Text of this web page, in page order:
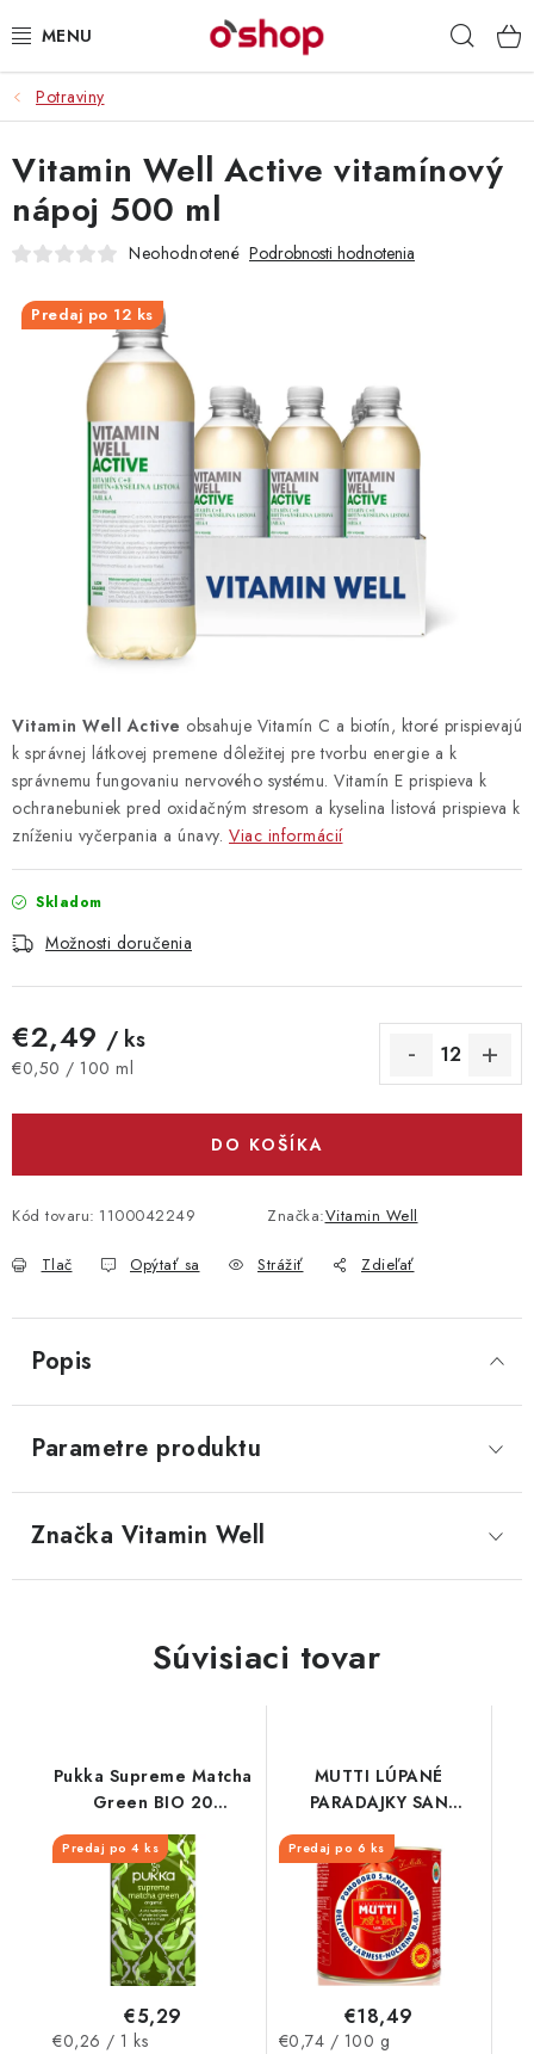
na
OSOBNÁ STAROSTLIVOSŤ
POTRAVINY
HRAČKY 🧸
ZACHRÁŇTE PRODUKTY
ZNAČKY
Doprava a platby
Obchodné podmienky
Podmienky ochrany osobných údajov
Servis a reklamácia
Vrátanie tovaru
Kontakty
Potraviny
Vitamin Well Active obsahuje Vitamín C a biotín, ktoré prispievajú
k správnej látkovej premene dôležitej pre tvorbu energie a k
správnemu fungovaniu nervového systému. Vitamín E prispieva k
ochranebuniek pred oxidačným stresom a kyselina listová prispieva k
zníženiu vyčerpania a únavy. Viac informácií
Skladom
Možnosti doručenia
€2,49 / ks
Jednotková cena:
€0,50 / 100 ml
DO KOŠÍKA
Kód tovaru: 1100042249 Značka:Vitamin Well
Tlač Opýtať sa Strážiť Zdieľať
Vitamin Well Active vitamínový
nápoj 500 ml
Neohodnotené Podrobnosti hodnotenia
Predaj po 12 ks
Popis
Parametre produktu
Značka Vitamin Well
Súvisiaci tovar
Pukka Supreme Matcha
Green BIO 20
vrecúšok
Predaj po 4 ks
€5,29
Jednotková
€0,26 / 1 ks
MUTTI LÚPANÉ
PARADAJKY SAN
MARZANO PLECH
2500G
Predaj po 6 ks
€18,49
Jednotková
€0,74 / 100 g